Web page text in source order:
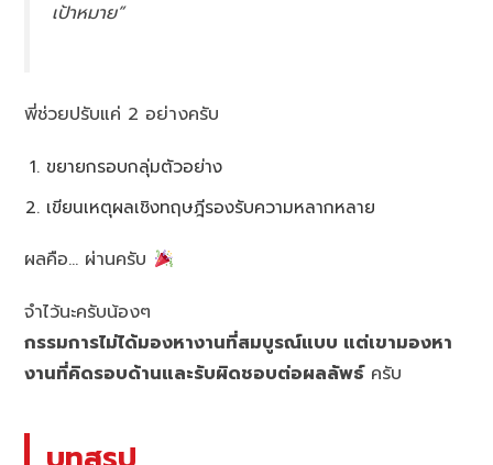
เป้าหมาย”
พี่ช่วยปรับแค่ 2 อย่างครับ
ขยายกรอบกลุ่มตัวอย่าง
เขียนเหตุผลเชิงทฤษฎีรองรับความหลากหลาย
ผลคือ… ผ่านครับ
จำไว้นะครับน้องๆ
กรรมการไม่ได้มองหางานที่สมบูรณ์แบบ แต่เขามองหา
งานที่คิดรอบด้านและรับผิดชอบต่อผลลัพธ์ครับ